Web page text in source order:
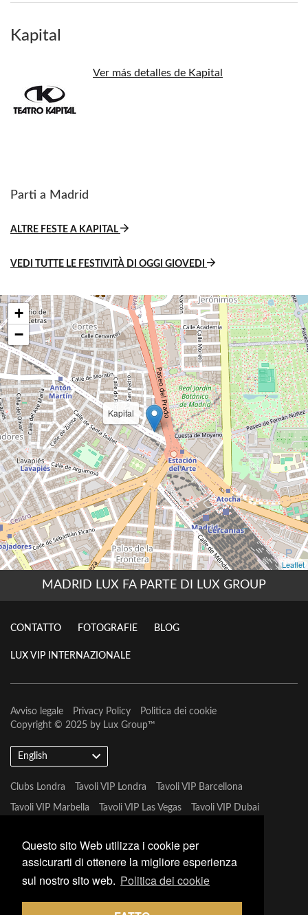
Questo sito Web utilizza i cookie per
assicurarti di ottenere la migliore esperienza
sul nostro sito web. Politica dei cookie
Kapital
Ver más detalles de Kapital
Parti a Madrid
ALTRE FESTE A KAPITAL
VEDI TUTTE LE FESTIVITÀ DI OGGI GIOVEDI
MADRID LUX FA PARTE DI LUX GROUP
CONTATTO FOTOGRAFIE BLOG
LUX VIP INTERNAZIONALE
Avviso legale Privacy Policy
Politica dei cookie
Copyright © 2025 by Lux Group™
English
Clubs Londra Tavoli VIP Londra Tavoli VIP Barcellona
Tavoli VIP Marbella Tavoli VIP Las Vegas Tavoli VIP Dubai